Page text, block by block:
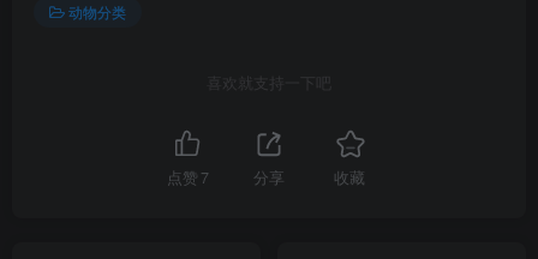
动物分类
喜欢就支持一下吧
点赞 7 分享 收藏